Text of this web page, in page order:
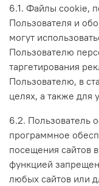
6.1. Файлы cookie,
Пользователя и
могут
Пользователю
таргетирования
Пользователю, в
целях, а также для
6.2. Пользователь
программное
посещения сайтов
функцией
любых сайтов или